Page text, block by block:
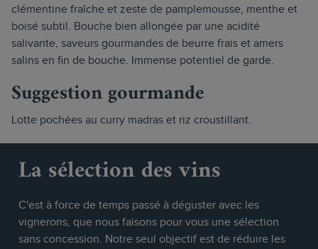
clémentine fraîche et zeste de pamplemousse, menthe et
boisé subtil. Bouche bien allongée par une acidité
salivante, saveurs gourmandes de beurre frais et amers
salins en fin de bouche. Immense potentiel de garde.
Suggestion gourmande
Lotte pochées au curry madras et riz croustillant.
La sélection des vins
C'est à force de temps passé à déguster avec les
vignerons, que nous faisons pour vous une sélection
sans concession. Notre seul objectif est de réduire les